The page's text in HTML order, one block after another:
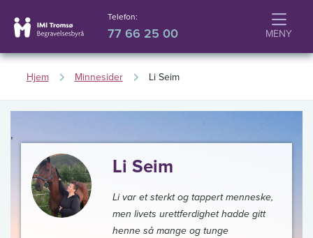
Telefon:
77 66 25 00
Hjem Minnesider Li Seim
,
Li Seim
Li var et sterkt og tappert menneske,
men livets urettferdighet hadde gitt
henne så mange og tunge